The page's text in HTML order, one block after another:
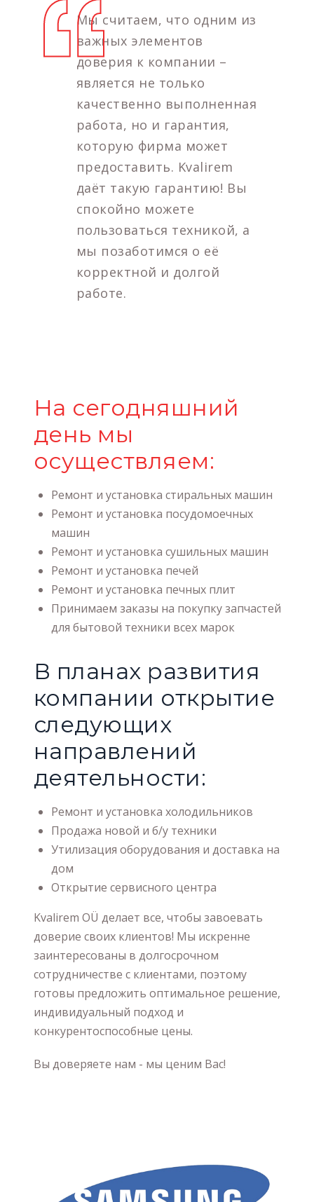
Мы считаем, что одним из
важных элементов
доверия к компании –
является не только
качественно выполненная
работа, но и гарантия,
которую фирма может
предоставить. Kvalirem
даёт такую гарантию! Вы
спокойно можете
пользоваться техникой, а
мы позаботимся о её
корректной и долгой
работе.
На сегодняшний
день мы
осуществляем:
Ремонт и установка стиральных машин
Ремонт и установка посудомоечных
машин
Ремонт и установка сушильных машин
Ремонт и установка печей
Ремонт и установка печных плит
Принимаем заказы на покупку запчастей
для бытовой техники всех марок
В планах развития
компании открытие
следующих
направлений
деятельности:
Ремонт и установка холодильников
Продажа новой и б/у техники
Утилизация оборудования и доставка на
дом
Открытие сервисного центра
Kvalirem OÜ делает все, чтобы завоевать
доверие своих клиентов! Мы искренне
заинтересованы в долгосрочном
сотрудничестве с клиентами, поэтому
готовы предложить оптимальное решение,
индивидуальный подход и
конкурентоспособные цены.
Вы доверяете нам - мы ценим Вас!